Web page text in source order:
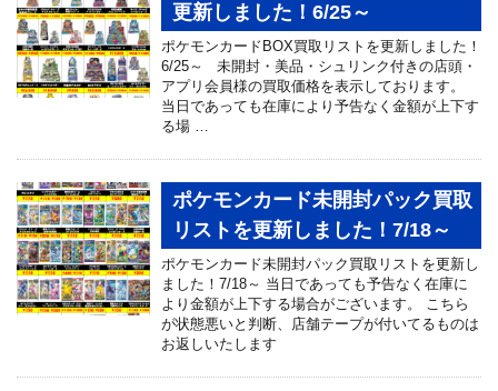
更新しました！6/25～
ポケモンカードBOX買取リストを更新しました！
6/25～ 未開封・美品・シュリンク付きの店頭・
アプリ会員様の買取価格を表示しております。
当日であっても在庫により予告なく金額が上下す
る場 …
ポケモンカード未開封パック買取
リストを更新しました！7/18～
ポケモンカード未開封パック買取リストを更新し
ました！7/18～ 当日であっても予告なく在庫に
より金額が上下する場合がございます。 こちら
が状態悪いと判断、店舗テープが付いてるものは
お返しいたします